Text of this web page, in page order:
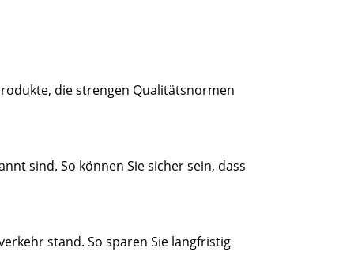
die strengen Qualitätsnormen
sind. So können Sie sicher sein, dass
stand. So sparen Sie langfristig